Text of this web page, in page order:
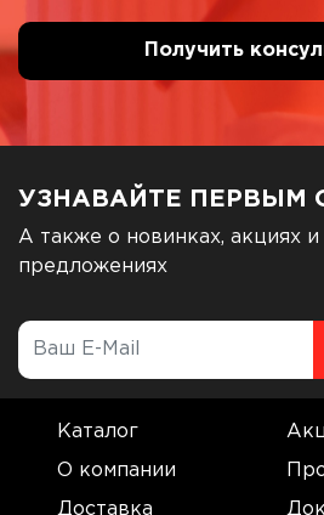
УЗНАВАЙТЕ ПЕРВЫМ
А также о новинках, акциях
предложениях
Каталог
О компании
Доставка